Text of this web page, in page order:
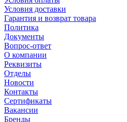
Условия доставки
Гарантия и возврат товара
Политика
Документы
Вопрос-ответ
О компании
Реквизиты
Отделы
Новости
Контакты
Сертификаты
Вакансии
Бренды